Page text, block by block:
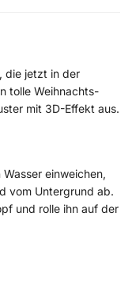
die jetzt in der
tolle Weihnachts-
mit 3D-Effekt aus.
einweichen,
vom Untergrund ab.
und rolle ihn auf der